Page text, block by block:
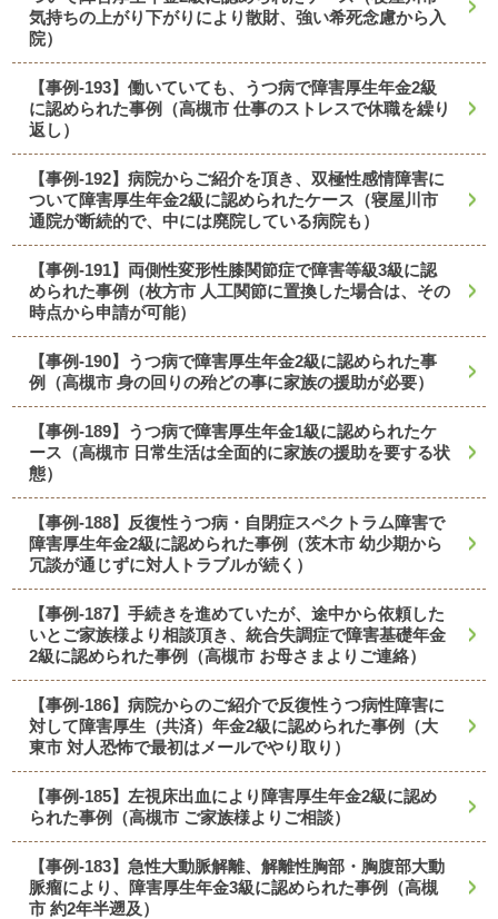
気持ちの上がり下がりにより散財、強い希死念慮から入
院）
【事例-193】働いていても、うつ病で障害厚生年金2級
に認められた事例（高槻市 仕事のストレスで休職を繰り
返し）
【事例-192】病院からご紹介を頂き、双極性感情障害に
ついて障害厚生年金2級に認められたケース（寝屋川市
通院が断続的で、中には廃院している病院も）
【事例-191】両側性変形性膝関節症で障害等級3級に認
められた事例（枚方市 人工関節に置換した場合は、その
時点から申請が可能）
【事例-190】うつ病で障害厚生年金2級に認められた事
例（高槻市 身の回りの殆どの事に家族の援助が必要）
【事例-189】うつ病で障害厚生年金1級に認められたケ
ース（高槻市 日常生活は全面的に家族の援助を要する状
態）
【事例-188】反復性うつ病・自閉症スペクトラム障害で
障害厚生年金2級に認められた事例（茨木市 幼少期から
冗談が通じずに対人トラブルが続く）
【事例-187】手続きを進めていたが、途中から依頼した
いとご家族様より相談頂き、統合失調症で障害基礎年金
2級に認められた事例（高槻市 お母さまよりご連絡）
【事例-186】病院からのご紹介で反復性うつ病性障害に
対して障害厚生（共済）年金2級に認められた事例（大
東市 対人恐怖で最初はメールでやり取り）
【事例-185】左視床出血により障害厚生年金2級に認め
られた事例（高槻市 ご家族様よりご相談）
【事例-183】急性大動脈解離、解離性胸部・胸腹部大動
脈瘤により、障害厚生年金3級に認められた事例（高槻
市 約2年半遡及）